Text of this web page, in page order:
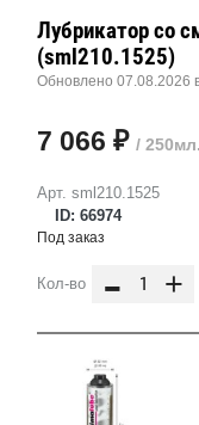
Арт. sml210.1525
ID: 66974
Лубрикатор со
(sml210.1525)
Обновлено 07.08.2026
7 066 ₽ / 250мл.
Под заказ
Кол-во - +